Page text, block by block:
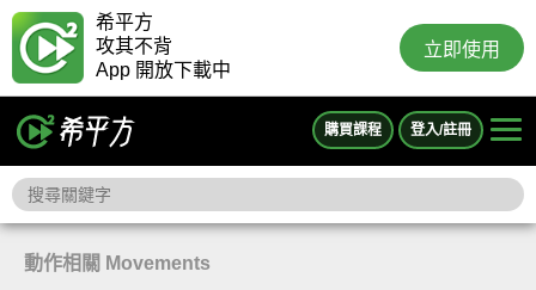
希平方
攻其不背
App 開放下載中
立即使用
購買課程 登入/註冊
動作相關 Movements